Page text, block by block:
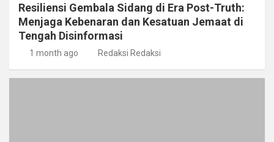
Resiliensi Gembala Sidang di Era Post-Truth:
Menjaga Kebenaran dan Kesatuan Jemaat di
Tengah Disinformasi
1 month ago Redaksi Redaksi